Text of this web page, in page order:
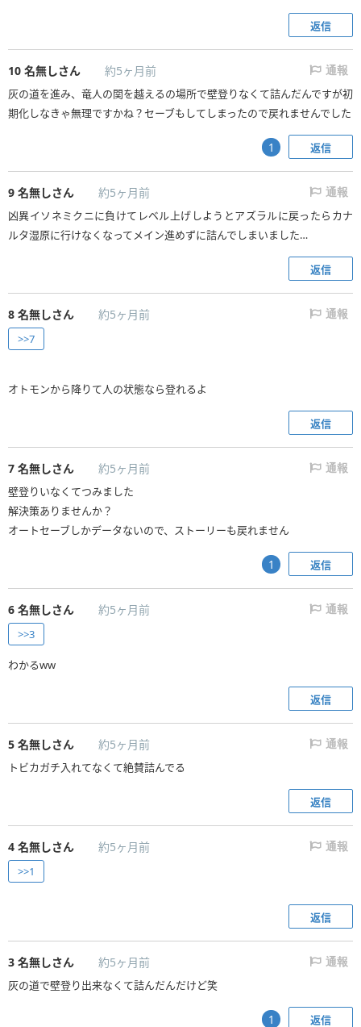
返信
10 名無しさん 約5ヶ月前 通報
灰の道を進み、竜人の関を越えるの場所で壁登りなくて詰んだんですが初
期化しなきゃ無理ですかね？セーブもしてしまったので戻れませんでした
返信
1
9 名無しさん 約5ヶ月前 通報
凶異イソネミクニに負けてレベル上げしようとアズラルに戻ったらカナ
ルタ湿原に行けなくなってメイン進めずに詰んでしまいました…
返信
8 名無しさん 約5ヶ月前 通報
>>7
オトモンから降りて人の状態なら登れるよ
返信
7 名無しさん 約5ヶ月前 通報
壁登りいなくてつみました
解決策ありませんか？
オートセーブしかデータないので、ストーリーも戻れません
返信
1
6 名無しさん 約5ヶ月前 通報
>>3
わかるww
返信
5 名無しさん 約5ヶ月前 通報
トビカガチ入れてなくて絶賛詰んでる
返信
4 名無しさん 約5ヶ月前 通報
>>1
返信
3 名無しさん 約5ヶ月前 通報
灰の道で壁登り出来なくて詰んだんだけど笑
返信
1